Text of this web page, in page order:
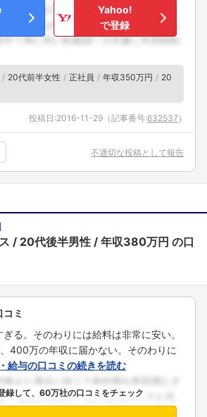
Yahoo!
で登録
20代前半女性 正社員 年収350万円
20
投稿日:2016-11-29 （記事番号:632537 ）
不適切な投稿として報告
20代後半男性 年収380万円 の口
ミ
る。そのわりには給料は非常に安い。
400万の年収に届かない。そのわりに
給与の口コミの続きを読む
録して、60万社の口コミをチェック